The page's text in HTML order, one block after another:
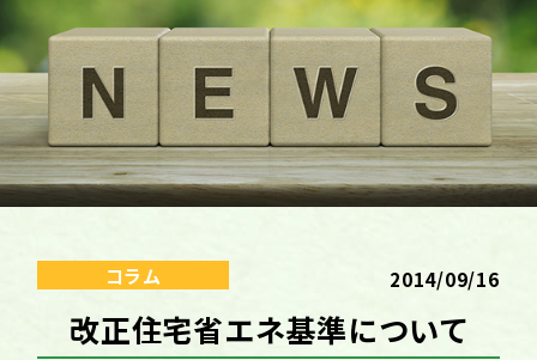
コラム 2014/09/16
改正住宅省エネ基準について